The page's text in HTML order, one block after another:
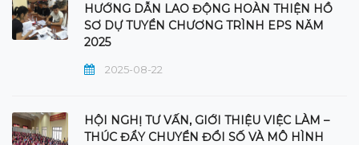
HƯỚNG DẪN LAO ĐỘNG HOÀN THIỆN HỒ
SƠ DỰ TUYỂN CHƯƠNG TRÌNH EPS NĂM
2025
2025-08-22
HỘI NGHỊ TƯ VẤN, GIỚI THIỆU VIỆC LÀM –
THÚC ĐẨY CHUYỂN ĐỔI SỐ VÀ MÔ HÌNH